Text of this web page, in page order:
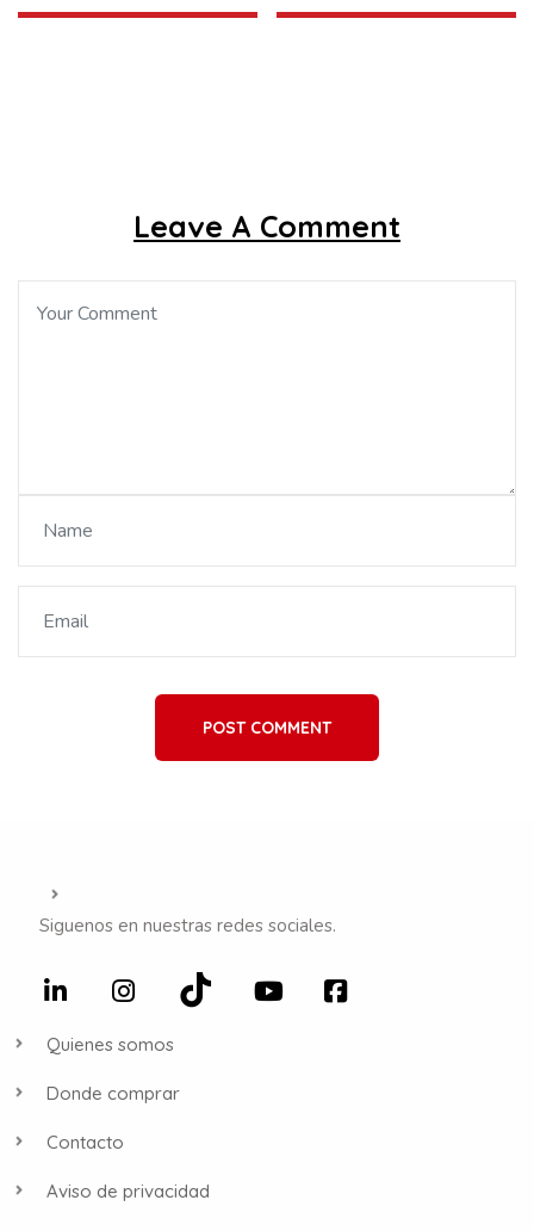
Leave A Comment
POST COMMENT
Siguenos en nuestras redes sociales.
Quienes somos
Donde comprar
Contacto
Aviso de privacidad